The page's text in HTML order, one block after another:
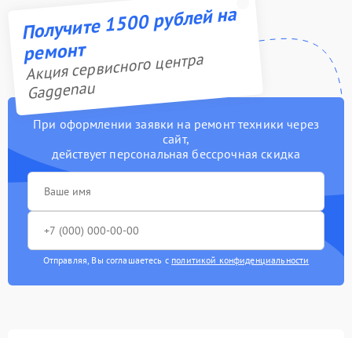
Получите 1500 рублей на
ремонт
Акция сервисного центра
Gaggenau
При оформлении заявки на ремонт техники через
сайт,
действует персональная бессрочная скидка
Отправляя, Вы соглашаетесь с политикой конфиденциальности